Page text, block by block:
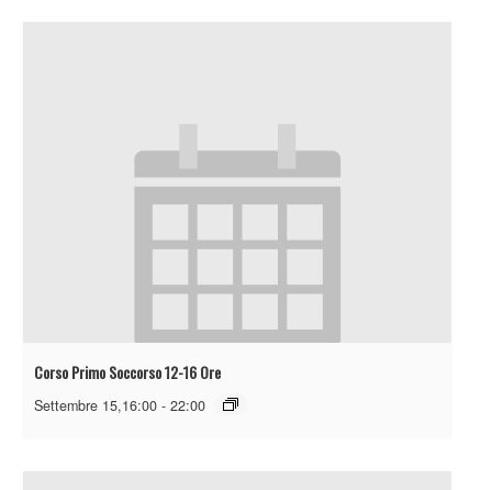
Corso Primo Soccorso 12-16 Ore
Settembre 15,16:00 - 22:00